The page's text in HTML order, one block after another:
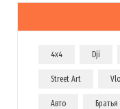
4x4 Dji
Street Art
Авто